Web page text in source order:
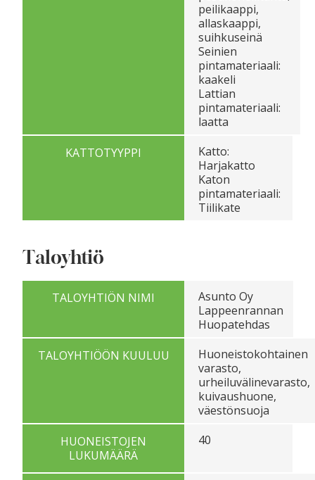
peilikaappi,
allaskaappi,
suihkuseinä
Seinien
pintamateriaali:
kaakeli
Lattian
pintamateriaali:
laatta
KATTOTYYPPI
Katto:
Harjakatto
Katon
pintamateriaali:
Tiilikate
Taloyhtiö
TALOYHTIÖN NIMI
Asunto Oy
Lappeenrannan
Huopatehdas
TALOYHTIÖÖN KUULUU
Huoneistokohtainen
varasto,
urheiluvälinevarasto,
kuivaushuone,
väestönsuoja
HUONEISTOJEN
LUKUMÄÄRÄ
40